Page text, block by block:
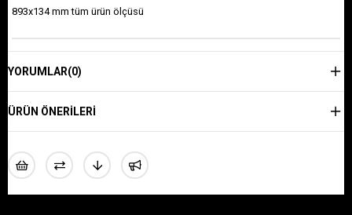
893x134 mm tüm ürün ölçüsü
YORUMLAR(0)
ÜRÜN ÖNERILERI